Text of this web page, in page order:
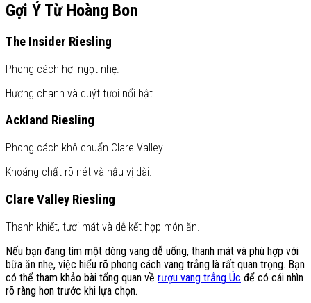
Gợi Ý Từ Hoàng Bon
The Insider Riesling
Phong cách hơi ngọt nhẹ.
Hương chanh và quýt tươi nổi bật.
Ackland Riesling
Phong cách khô chuẩn Clare Valley.
Khoáng chất rõ nét và hậu vị dài.
Clare Valley Riesling
Thanh khiết, tươi mát và dễ kết hợp món ăn.
Nếu bạn đang tìm một dòng vang dễ uống, thanh mát và phù hợp với
bữa ăn nhẹ, việc hiểu rõ phong cách vang trắng là rất quan trọng. Bạn
có thể tham khảo bài tổng quan về rượu vang trắng Úc để có cái nhìn
rõ ràng hơn trước khi lựa chọn.